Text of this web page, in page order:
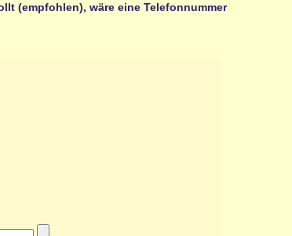
(empfohlen), wäre eine Telefonnummer